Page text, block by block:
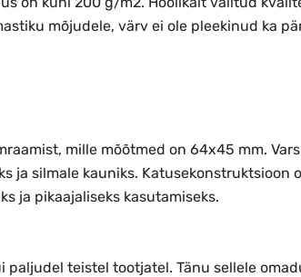
mõjudele, värv ei ole pleekinud ka
mille mõõtmed on 64x45 mm.
ja silmale kauniks. Katusekonstruktsioon
ja pikaajaliseks kasutamiseks.
teistel tootjatel. Tänu sellele